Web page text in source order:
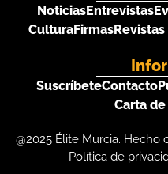
NoticiasEntrevistas
CulturaFirmasRevistas
SuscríbeteContacto
Carta
@2025 Élite Murcia. Hecho
Política de